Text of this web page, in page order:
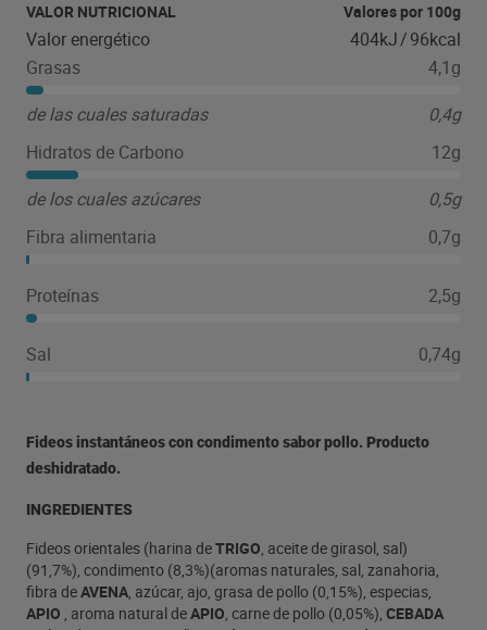
VALOR NUTRICIONAL Valores por 100g
Valor energético 404kJ/96kcal
Grasas
4,1g
de las cuales saturadas
0,4g
Hidratos de Carbono
12g
de los cuales azúcares
0,5g
Fibra alimentaria
0,7g
Proteínas 2,5g
Sal 0,74g
Fideos instantáneos con condimento sabor pollo. Producto
deshidratado.
INGREDIENTES
Fideos orientales (harina deTRIGO, aceite de girasol, sal)
(91,7%), condimento (8,3%)(aromas naturales, sal, zanahoria,
fibra deAVENA, azúcar, ajo, grasa de pollo (0,15%), especias,
APIO , aroma natural deAPIO, carne de pollo (0,05%), CEBADA